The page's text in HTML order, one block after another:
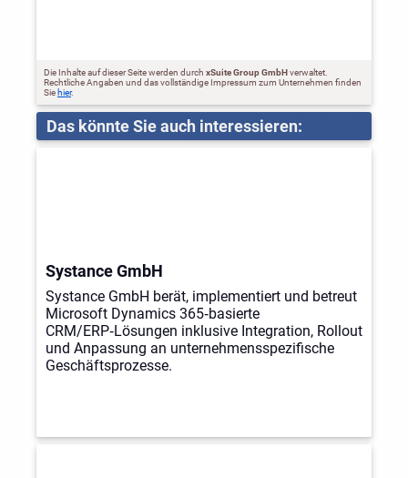
Die Inhalte auf dieser Seite werden durch xSuite Group GmbHverwaltet.
Rechtliche Angaben und das vollständige Impressum zum Unternehmen finden
Sie hier.
Das könnte Sie auch interessieren:
Systance GmbH
Systance GmbH berät, implementiert und betreut
Microsoft Dynamics 365‑basierte
CRM/ERP‑Lösungen inklusive Integration, Rollout
und Anpassung an unternehmensspezifische
Geschäftsprozesse.